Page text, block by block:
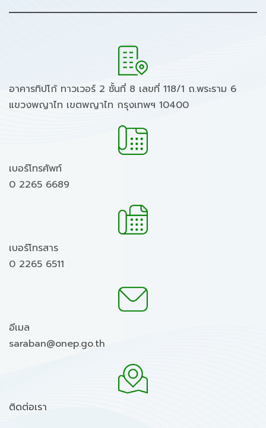
อาคารทิปโก้ ทาวเวอร์ 2 ชั้นที่ 8 เลขที่ 118/1 ถ.พระราม 6
แขวงพญาไท เขตพญาไท กรุงเทพฯ 10400
เบอร์โทรศัพท์
0 2265 6689
เบอร์โทรสาร
0 2265 6511
อีเมล
saraban@onep.go.th
ติดต่อเรา